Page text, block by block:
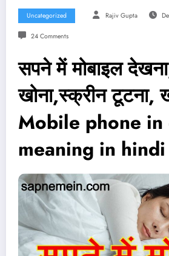
Uncategorized Rajiv Gupta
24 Comments
सपने में मोबाइल
खोना,स्क्रीन टूटना,
Mobile phone in
meaning in hindi